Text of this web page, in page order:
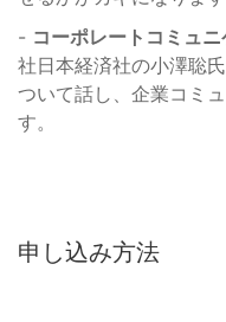
- コーポレートコミュ
社日本経済社の小澤聡
ついて話し、企業コミ
す。
申し込み方法